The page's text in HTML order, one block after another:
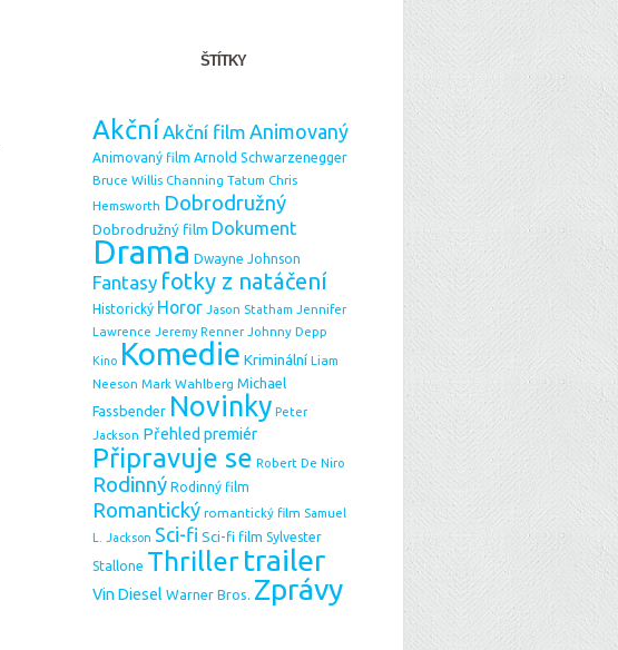
ŠTÍTKY
AkčníAkční film Animovaný
Animovaný film Arnold Schwarzenegger
Bruce Willis Channing Tatum Chris
Hemsworth Dobrodružný
Dobrodružný film Dokument
Drama Dwayne Johnson
Fantasy fotky z natáčení
Historický Horor Jason Statham Jennifer
Lawrence Jeremy Renner Johnny Depp
Kino Komedie Kriminální Liam
Neeson Mark Wahlberg Michael
Fassbender Novinky Peter
Jackson Přehled premiér
Připravuje se Robert De Niro
Rodinný Rodinný film
Romantický romantický film Samuel
L. Jackson Sci-fi Sci-fi film Sylvester
Stallone Thrillertrailer
Vin Diesel Warner Bros. Zprávy